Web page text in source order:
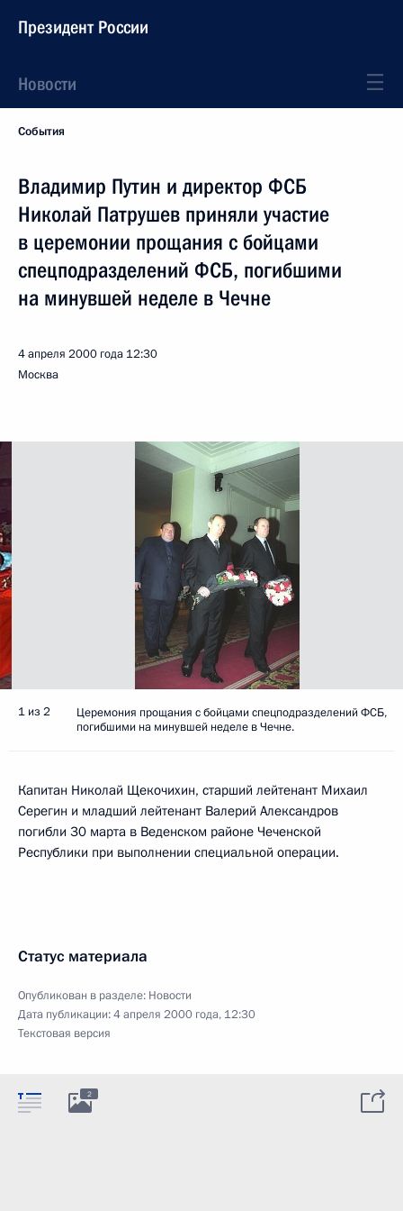
Президент России
Новости
События
Владимир Путин и директор ФСБ
Николай Патрушев приняли участие
в церемонии прощания с бойцами
спецподразделений ФСБ, погибшими
на минувшей неделе в Чечне
4 апреля 2000 года 12:30
Москва
1 из 2
Церемония прощания с бойцами спецподразделений ФСБ,
погибшими на минувшей неделе в Чечне.
Капитан Николай Щекочихин, старший лейтенант Михаил
Серегин и младший лейтенант Валерий Александров
погибли 30 марта в Веденском районе Чеченской
Республики при выполнении специальной операции.
Статус материала
Опубликован в разделе: Новости
Дата публикации:4 апреля 2000 года, 12:30
Текстовая версия
2